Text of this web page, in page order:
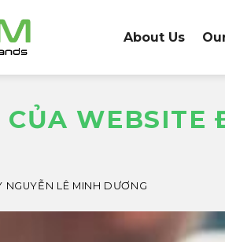
About Us
CỦA
NGUYỄN LÊ MINH DƯƠNG